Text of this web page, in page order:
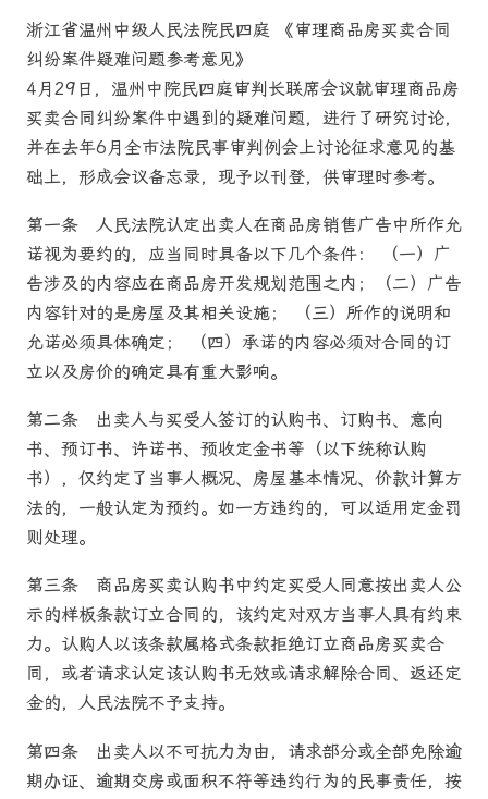
浙江省温州中级人民法院民四庭 《审理商品房买卖合同
纠纷案件疑难问题参考意见》
4月29日，温州中院民四庭审判长联席会议就审理商品房
买卖合同纠纷案件中遇到的疑难问题，进行了研究讨论，
并在去年6月全市法院民事审判例会上讨论征求意见的基
础上，形成会议备忘录，现予以刊登，供审理时参考。
第一条 人民法院认定出卖人在商品房销售广告中所作允
诺视为要约的，应当同时具备以下几个条件： （一）广
告涉及的内容应在商品房开发规划范围之内；（二）广告
内容针对的是房屋及其相关设施； （三）所作的说明和
允诺必须具体确定； （四）承诺的内容必须对合同的订
立以及房价的确定具有重大影响。
第二条 出卖人与买受人签订的认购书、订购书、意向
书、预订书、许诺书、预收定金书等（以下统称认购
书），仅约定了当事人概况、房屋基本情况、价款计算方
法的，一般认定为预约。如一方违约的，可以适用定金罚
则处理。
第三条 商品房买卖认购书中约定买受人同意按出卖人公
示的样板条款订立合同的，该约定对双方当事人具有约束
力。认购人以该条款属格式条款拒绝订立商品房买卖合
同，或者请求认定该认购书无效或请求解除合同、返还定
金的，人民法院不予支持。
第四条 出卖人以不可抗力为由，请求部分或全部免除逾
期办证、逾期交房或面积不符等违约行为的民事责任，按